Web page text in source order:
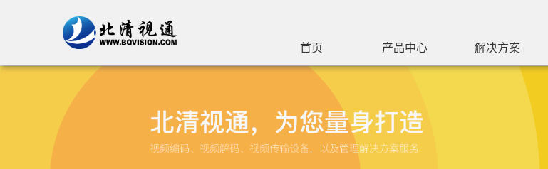
首页 产品中心 解决方案